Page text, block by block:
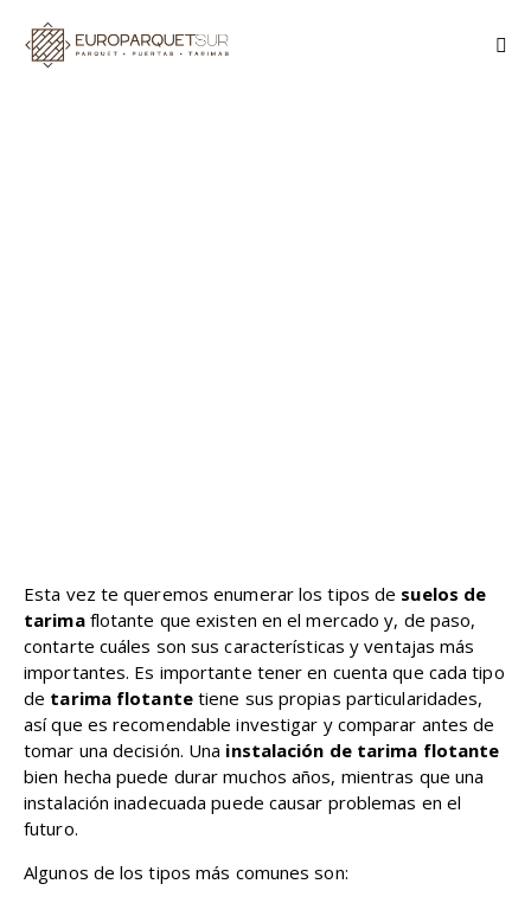
Esta vez te queremos enumerar los tipos de suelos de
tarima flotante que existen en el mercado y, de paso,
contarte cuáles son sus características y ventajas más
importantes. Es importante tener en cuenta que cada tipo
de tarima flotantetiene sus propias particularidades,
así que es recomendable investigar y comparar antes de
tomar una decisión. Una instalación de tarima flotante
bien hecha puede durar muchos años, mientras que una
instalación inadecuada puede causar problemas en el
futuro.
Algunos de los tipos más comunes son: